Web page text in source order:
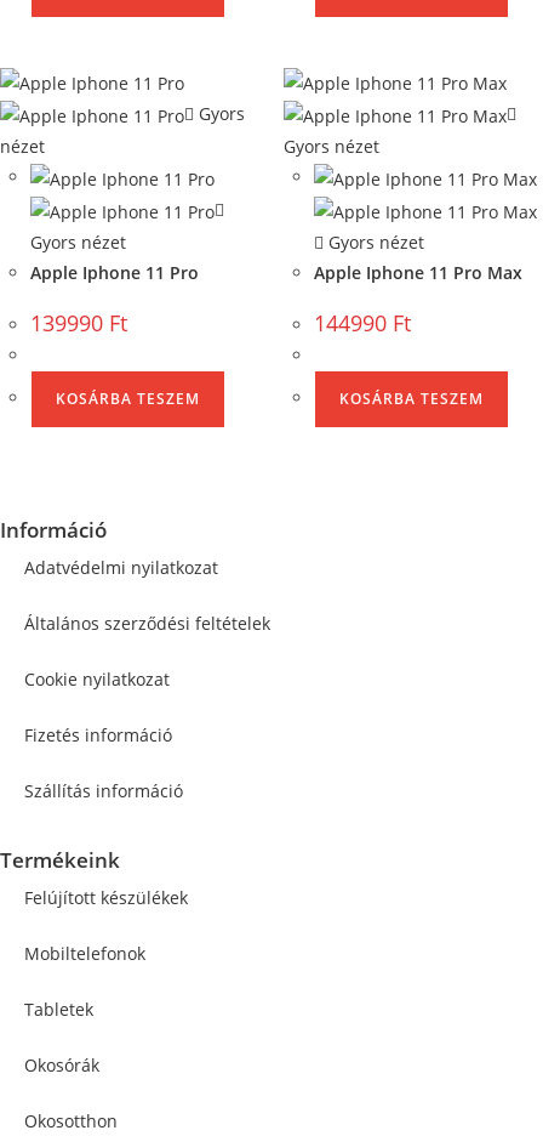
Gyors
nézet
Gyors nézet
Apple Iphone 11 Pro
139990 Ft
KOSÁRBA TESZEM
Gyors nézet
Gyors nézet
Apple Iphone 11 Pro Max
144990 Ft
KOSÁRBA TESZEM
Információ
Adatvédelmi nyilatkozat
Általános szerződési feltételek
Cookie nyilatkozat
Fizetés információ
Szállítás információ
Termékeink
Felújított készülékek
Mobiltelefonok
Tabletek
Okosórák
Okosotthon